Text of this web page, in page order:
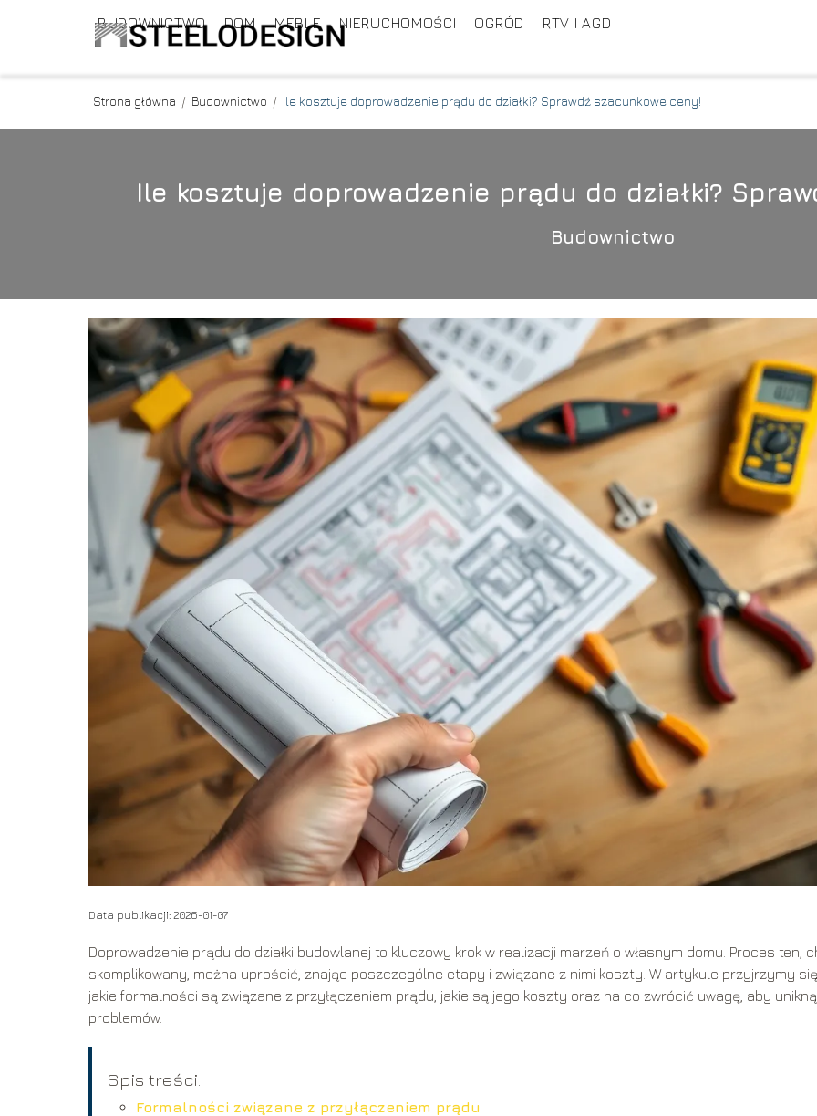
BUDOWNICTWO DOM MEBLE NIERUCHOMOŚCI OGRÓD RTV I AGD
Strona główna / Budownictwo / Ile kosztuje doprowadzenie prądu do działki? Sprawdź szacunkowe ceny!
Ile kosztuje doprowadzenie prądu do działki?
Budownictwo
Data publikacji: 2026-01-07
Doprowadzenie prądu do działki budowlanej to kluczowy krok w realizacji marzeń o własnym domu. Proces ten,
skomplikowany, można uprościć, znając poszczególne etapy i związane z nimi koszty. W artykule przyjrzymy
jakie formalności są związane z przyłączeniem prądu, jakie są jego koszty oraz na co zwrócić uwagę, aby
problemów.
Spis treści:
Formalności związane z przyłączeniem prądu